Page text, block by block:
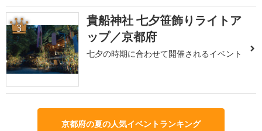
3
貴船神社 七夕笹飾りライトア
ップ／京都府
七夕の時期に合わせて開催されるイベント
京都府の夏の人気イベントランキング